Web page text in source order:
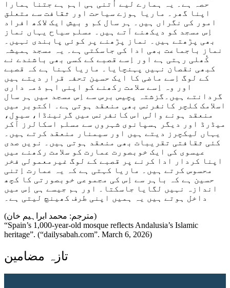
حصہ ہے۔ یہ ہمارے لیے اُتنی ہی اہم ہے جتنا ہمارا
اپنا گھر۔ ماریا ہوزے سیاحت اور ثقافت سے متعلق
امور کی نگراں ہیں۔ ہر سال کم و بیش ایک لاکھ افراد
اِس مسجد کو دیکھنے آتے ہیں۔ مسلم سیاح یہاں نماز
بھی پڑھتے ہیں۔ نماز پڑھنے پر کوئی پابندی نہیں۔
نماز باجماعت بھی ادا کی جاسکتی ہے۔ یہ مسجد ہمیشہ
کُھلی رہتی ہے اور اِسے قصبے کے کسی بھی باشندے نے
کبھی نقصان نہیں پہنچایا۔ ماریا کہنا ہے کہ قصبے
کے لوگ اِسے ماضی کا ایک حسین تحفہ قرار دیتے ہیں
اور وہ اِسے سلامت رکھنے کو اپنی اہم ذمہ داری
گردانتے ہیں۔گزشتہ پچیس برس سے اِس مسجد میں ہر سال
اسلامک کلچر کانفرنس بھی منعقد ہوتی ہے۔ اکتوبر میں
منعقد ہونے والی اس کانفرنس میں گرنینڈا، سیوِل،
میڈرڈ اور دیگر ہسپانوی شہروں سے مسلم اسکالرز آکر
یہاں لیکچرز دیتے ہیں اور سیمنار منعقد کرتے ہیں۔
کئی ثقافتی تقریبات بھی منعقد ہوتی ہیں۔ نویں صدی
عیسوی کی ایک خوبصورت عمارت کو سلامت رکھنے میں
اپنا کردار ادا کرنے پر قصبے کے لوگ غیرمعمولی فخر
محسوس کرتے ہیں۔ ماریا کہتی ہے کہ یہ عمارت اِتنی
حسین ہے کہ باہر سے اِس کی مجموعی خوبصورتی کا کچھ
اندازہ نہیں لگایا جاسکتا۔ اور ہم جیسے ہی اِس میں
داخل ہوتے ہیں یہ ہمیں اپنی طرف کھینچ لیتی ہے۔
(مترجم: محمد ابراہیم خان)
“Spain’s 1,000-year-old mosque reflects Andalusia’s Islamic
heritage”. (“dailysabah.com”. March 6, 2026)
تازہ مضامین